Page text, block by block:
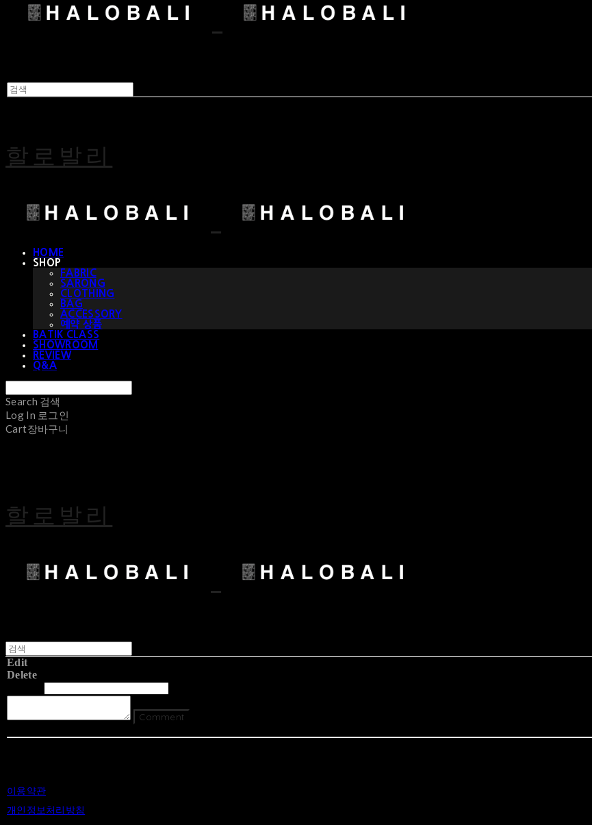
할로발리
HOME
SHOP
FABRIC
SARONG
CLOTHING
BAG
ACCESSORY
예약 상품
BATIK CLASS
SHOWROOM
REVIEW
Q&A
Search 검색
Log In 로그인
Cart장바구니
할로발리
Edit
Delete
Comment
이용약관
개인정보처리방침